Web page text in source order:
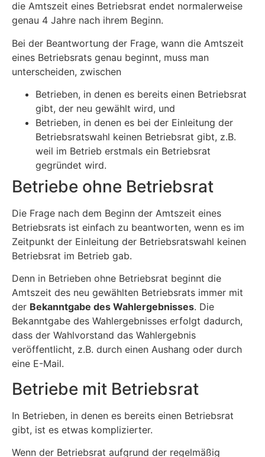
die Amtszeit eines Betriebsrat endet normalerweise
genau 4 Jahre nach ihrem Beginn.
Bei der Beantwortung der Frage, wann die Amtszeit
eines Betriebsrats genau beginnt, muss man
unterscheiden, zwischen
Betrieben, in denen es bereits einen Betriebsrat
gibt, der neu gewählt wird, und
Betrieben, in denen es bei der Einleitung der
Betriebsratswahl keinen Betriebsrat gibt, z.B.
weil im Betrieb erstmals ein Betriebsrat
gegründet wird.
Betriebe ohne Betriebsrat
Die Frage nach dem Beginn der Amtszeit eines
Betriebsrats ist einfach zu beantworten, wenn es im
Zeitpunkt der Einleitung der Betriebsratswahl keinen
Betriebsrat im Betrieb gab.
Denn in Betrieben ohne Betriebsrat beginnt die
Amtszeit des neu gewählten Betriebsrats immer mit
der Bekanntgabe des Wahlergebnisses. Die
Bekanntgabe des Wahlergebnisses erfolgt dadurch,
dass der Wahlvorstand das Wahlergebnis
veröffentlicht, z.B. durch einen Aushang oder durch
eine E-Mail.
Betriebe mit Betriebsrat
In Betrieben, in denen es bereits einen Betriebsrat
gibt, ist es etwas komplizierter.
Wenn der Betriebsrat aufgrund der regelmäßig